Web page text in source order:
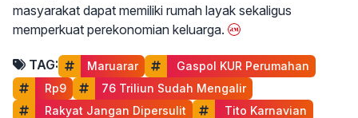
masyarakat dapat memiliki rumah layak sekaligus
memperkuat perekonomian keluarga.
TAG: Maruarar
Gaspol KUR Perumahan
Rp9
76 Triliun Sudah Mengalir
Rakyat Jangan Dipersulit
Tito Karnavian